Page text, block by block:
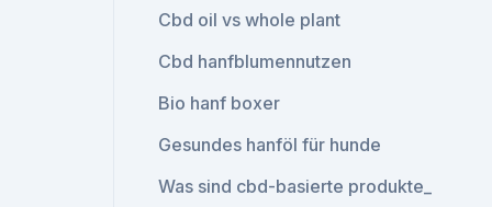
Cbd oil vs whole plant
Cbd hanfblumennutzen
Bio hanf boxer
Gesundes hanföl für hunde
Was sind cbd-basierte produkte_